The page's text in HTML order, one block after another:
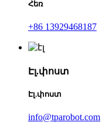
Հեռ
+86 13929468187
Էլ.փոստ
Էլ.փոստ
info@tparobot.com